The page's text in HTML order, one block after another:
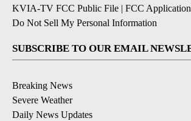
KVIA-TV FCC Public File | FCC
Do Not Sell My Personal Information
SUBSCRIBE TO OUR EMAIL
Breaking News
Severe Weather
Daily News Updates